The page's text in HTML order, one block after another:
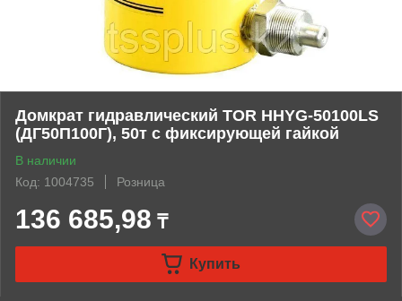
Домкрат гидравлический TOR HHYG-50100LS
(ДГ50П100Г), 50т с фиксирующей гайкой
В наличии
Код: 1004735
Розница
136 685,98 ₸
Купить